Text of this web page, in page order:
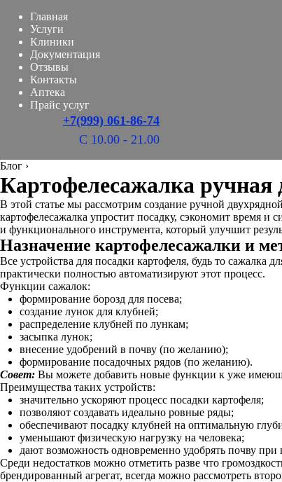
Главная
Услуги
Клиники
Документация
Отзывы
Контакты
Аптека
Прайс услуг
+7(999) 061-86-74
С 10.00 - 21.00
Блог ›
Картофелесажалка ручная
В этой статье мы рассмотрим создание ручной
картофелесажалка упростит посадку, сэкономит время
и функционального инструмента, который улучшит
Назначение картофелесажалки и
Все устройства для посадки картофеля, будь то
практически полностью автоматизируют этот процесс.
Функции сажалок:
формирование борозд для посева;
создание лунок для клубней;
распределение клубней по лункам;
засыпка лунок;
внесение удобрений в почву (по желанию);
формирование посадочных рядов (по желанию).
Совет: Вы можете добавить новые функции к уже
Преимущества таких устройств:
значительно ускоряют процесс посадки картофеля;
позволяют создавать идеально ровные ряды;
обеспечивают посадку клубней на оптимальную
уменьшают физическую нагрузку на человека;
дают возможность одновременно удобрять почву при
Среди недостатков можно отметить разве что
брендированный агрегат, всегда можно рассмотреть